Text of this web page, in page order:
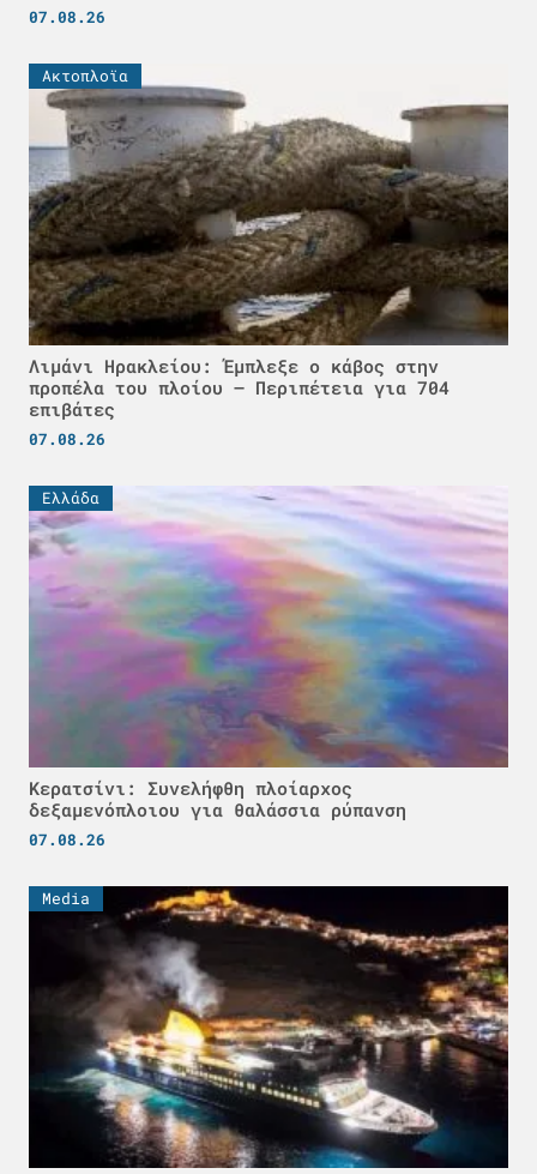
07.08.26
Ακτοπλοϊα
Λιμάνι Ηρακλείου: Έμπλεξε ο κάβος στην
προπέλα του πλοίου – Περιπέτεια για 704
επιβάτες
07.08.26
Ελλάδα
Κερατσίνι: Συνελήφθη πλοίαρχος
δεξαμενόπλοιου για θαλάσσια ρύπανση
07.08.26
Media